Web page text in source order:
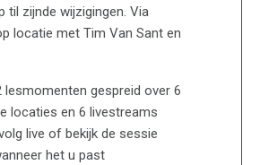
til zijnde wijzigingen. Via
locatie met Tim Van Sant en
lesmomenten gespreid over 6
locaties en 6 livestreams
live of bekijk de sessie
het u past